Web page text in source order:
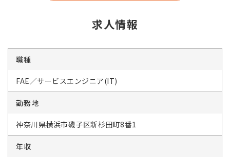
求人情報
職種
FAE／サービスエンジニア(IT)
勤務地
神奈川県横浜市磯子区新杉田町8番1
年収